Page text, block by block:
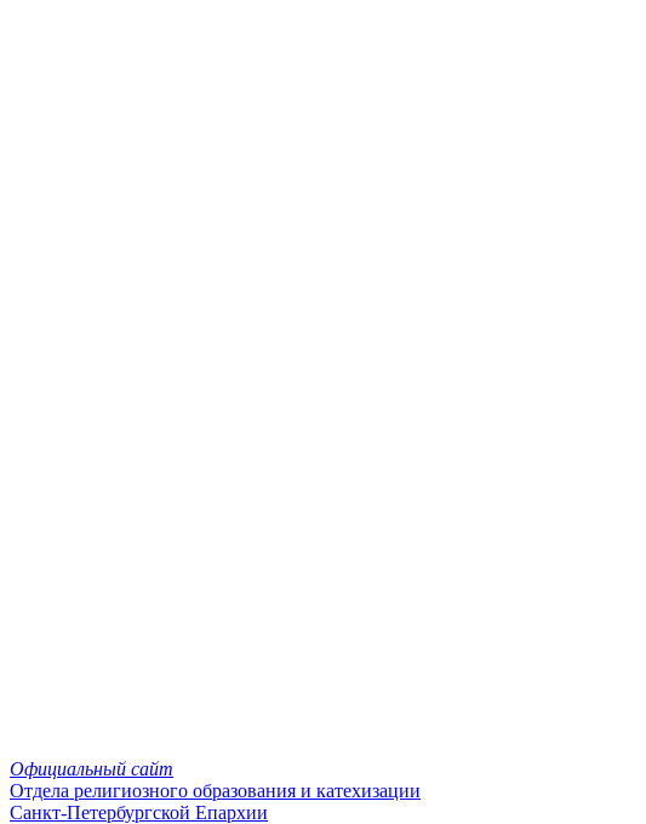
Официальный сайт
Отдела религиозного образования и катехизации
Санкт-Петербургской Епархии